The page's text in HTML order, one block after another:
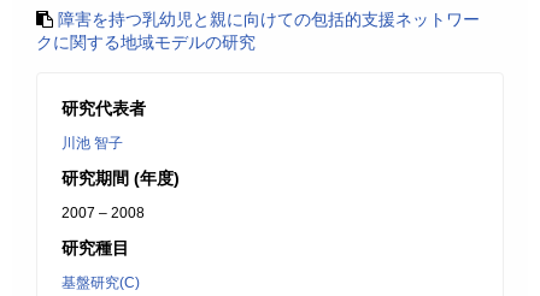
障害を持つ乳幼児と親に向けての包括的支援ネットワー
クに関する地域モデルの研究
研究代表者
川池 智子
研究期間 (年度)
2007 – 2008
研究種目
基盤研究(C)